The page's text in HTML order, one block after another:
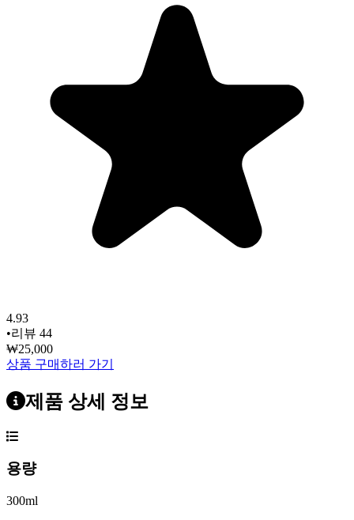
4.93
•리뷰 44
₩25,000
상품 구매하러 가기
제품 상세 정보
용량
300ml